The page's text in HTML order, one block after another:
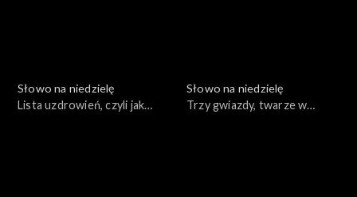
Słowo na niedzielę
Lista uzdrowień, czyli jak
Słowo na niedzielę
Trzy gwiazdy, twarze w